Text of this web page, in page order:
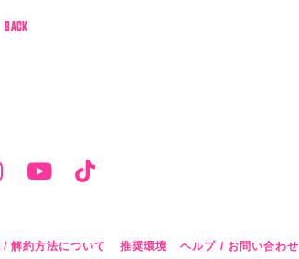
BACK
/ 解約方法について 推奨環境 ヘルプ / お問い合わせ